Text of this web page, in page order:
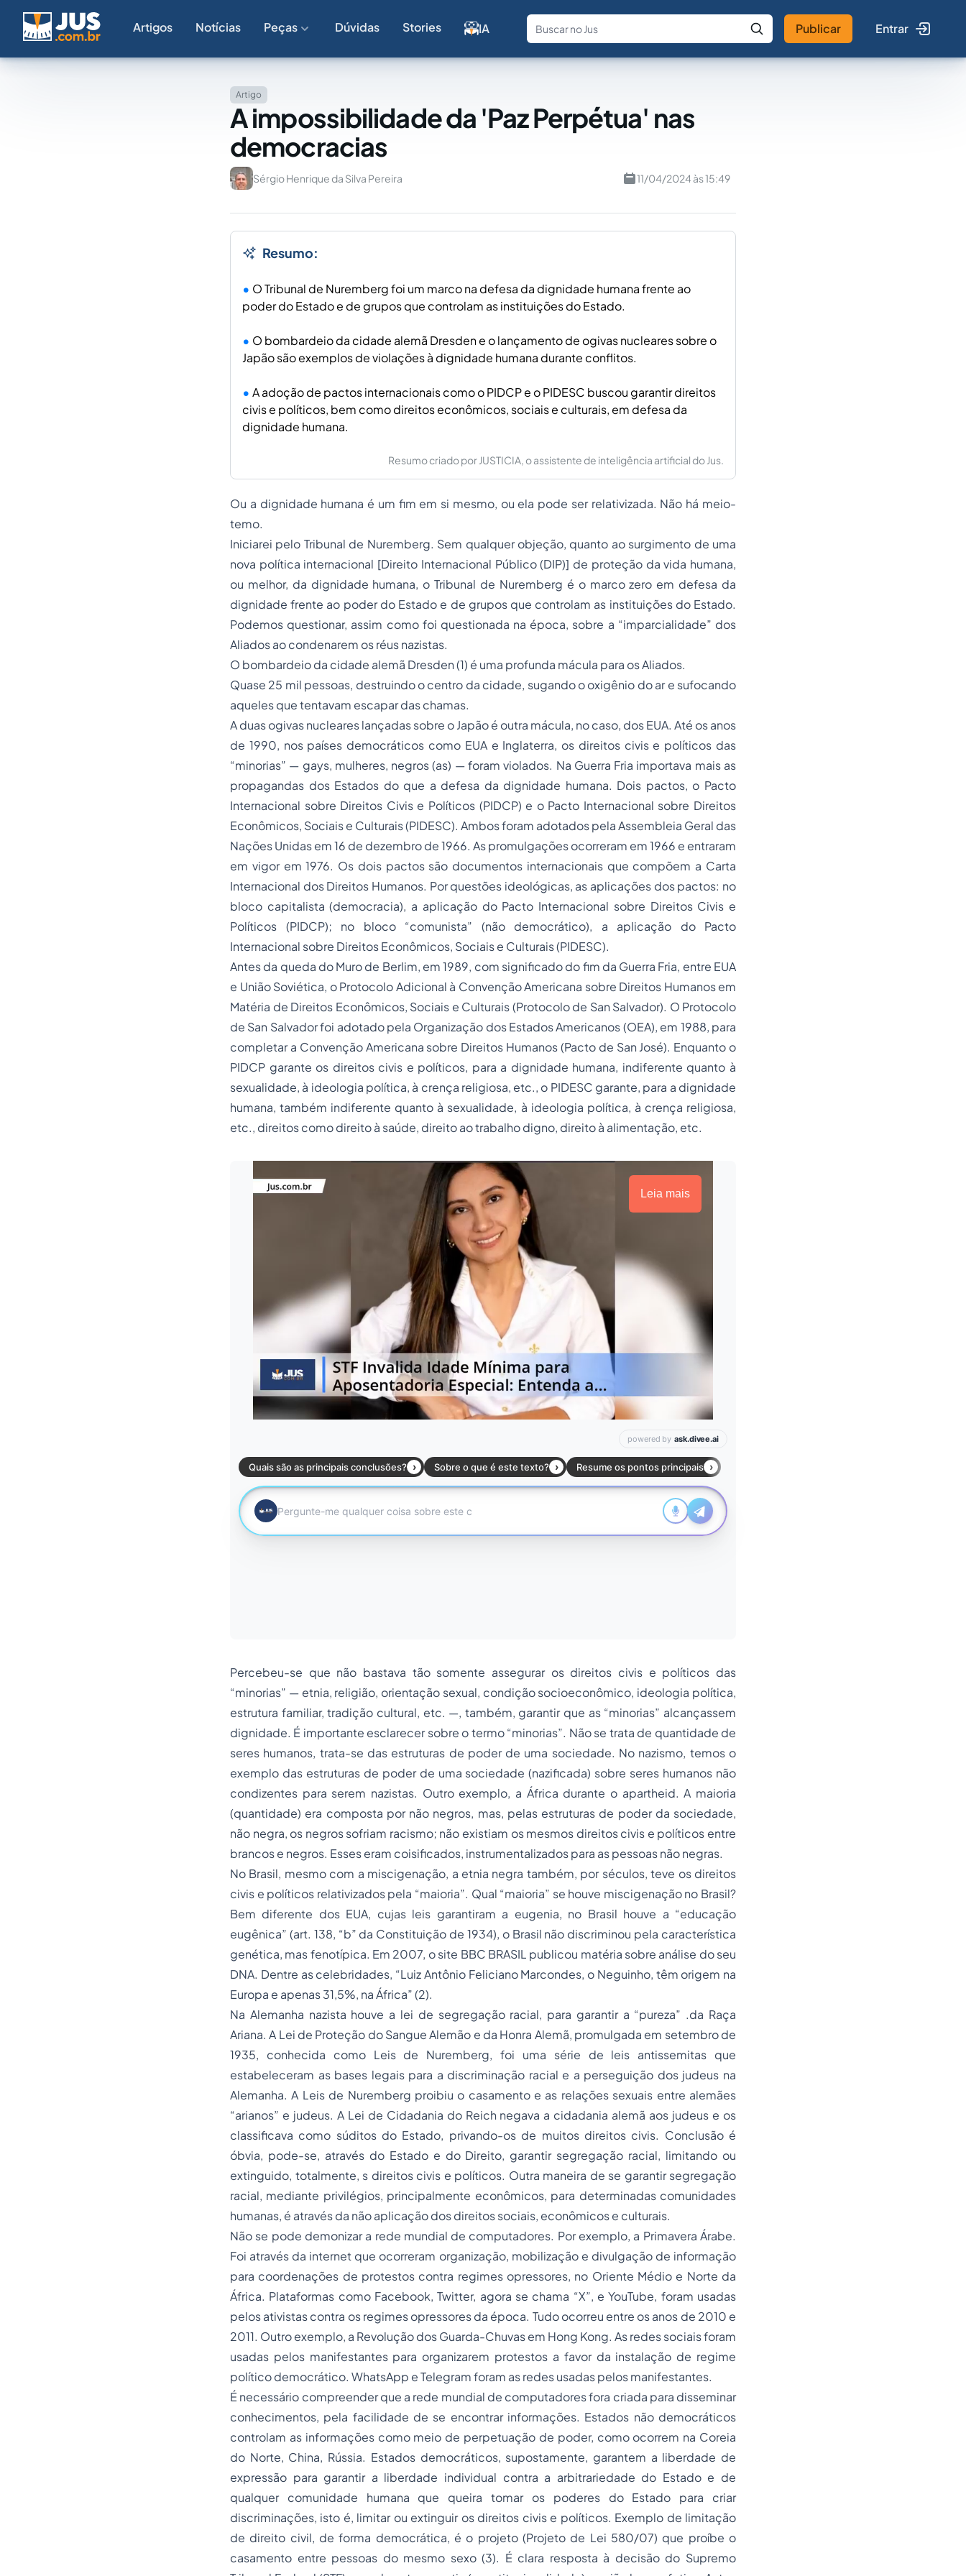
Artigos Notícias Peças Dúvidas Stories IA
Fale com a IA Buscar no Jus
Publicar Entrar
Artigo
A impossibilidade da 'Paz Perpétua' nas
democracias
Sérgio Henrique da Silva Pereira 11/04/2024 às 15:49
Resumo:
O Tribunal de Nuremberg foi um marco na defesa da dignidade humana frente ao
poder do Estado e de grupos que controlam as instituições do Estado.
O bombardeio da cidade alemã Dresden e o lançamento de ogivas nucleares sobre o
Japão são exemplos de violações à dignidade humana durante conflitos.
A adoção de pactos internacionais como o PIDCP e o PIDESC buscou garantir direitos
civis e políticos, bem como direitos econômicos, sociais e culturais, em defesa da
dignidade humana.
Resumo criado por JUSTICIA, o assistente de inteligência artificial do Jus.
Ou a dignidade humana é um fim em si mesmo, ou ela pode ser relativizada. Não há meio-
temo.
Iniciarei pelo Tribunal de Nuremberg. Sem qualquer objeção, quanto ao surgimento de uma
nova política internacional [Direito Internacional Público (DIP)] de proteção da vida humana,
ou melhor, da dignidade humana, o Tribunal de Nuremberg é o marco zero em defesa da
dignidade frente ao poder do Estado e de grupos que controlam as instituições do Estado.
Podemos questionar, assim como foi questionada na época, sobre a “imparcialidade” dos
Aliados ao condenarem os réus nazistas.
O bombardeio da cidade alemã Dresden (1) é uma profunda mácula para os Aliados.
Quase 25 mil pessoas, destruindo o centro da cidade, sugando o oxigênio do ar e sufocando
aqueles que tentavam escapar das chamas.
A duas ogivas nucleares lançadas sobre o Japão é outra mácula, no caso, dos EUA. Até os anos
de 1990, nos países democráticos como EUA e Inglaterra, os direitos civis e políticos das
“minorias” — gays, mulheres, negros (as) — foram violados. Na Guerra Fria importava mais as
propagandas dos Estados do que a defesa da dignidade humana. Dois pactos, o Pacto
Internacional sobre Direitos Civis e Políticos (PIDCP) e o Pacto Internacional sobre Direitos
Econômicos, Sociais e Culturais (PIDESC). Ambos foram adotados pela Assembleia Geral das
Nações Unidas em 16 de dezembro de 1966. As promulgações ocorreram em 1966 e entraram
em vigor em 1976. Os dois pactos são documentos internacionais que compõem a Carta
Internacional dos Direitos Humanos. Por questões ideológicas, as aplicações dos pactos: no
bloco capitalista (democracia), a aplicação do Pacto Internacional sobre Direitos Civis e
Políticos (PIDCP); no bloco “comunista” (não democrático), a aplicação do Pacto
Internacional sobre Direitos Econômicos, Sociais e Culturais (PIDESC).
Antes da queda do Muro de Berlim, em 1989, com significado do fim da Guerra Fria, entre EUA
e União Soviética, o Protocolo Adicional à Convenção Americana sobre Direitos Humanos em
Matéria de Direitos Econômicos, Sociais e Culturais (Protocolo de San Salvador). O Protocolo
de San Salvador foi adotado pela Organização dos Estados Americanos (OEA), em 1988, para
completar a Convenção Americana sobre Direitos Humanos (Pacto de San José). Enquanto o
PIDCP garante os direitos civis e políticos, para a dignidade humana, indiferente quanto à
sexualidade, à ideologia política, à crença religiosa, etc., o PIDESC garante, para a dignidade
humana, também indiferente quanto à sexualidade, à ideologia política, à crença religiosa,
etc., direitos como direito à saúde, direito ao trabalho digno, direito à alimentação, etc.
Leia mais
Percebeu-se que não bastava tão somente assegurar os direitos civis e políticos das
“minorias” — etnia, religião, orientação sexual, condição socioeconômico, ideologia política,
estrutura familiar, tradição cultural, etc. —, também, garantir que as “minorias” alcançassem
dignidade. É importante esclarecer sobre o termo “minorias”. Não se trata de quantidade de
seres humanos, trata-se das estruturas de poder de uma sociedade. No nazismo, temos o
exemplo das estruturas de poder de uma sociedade (nazificada) sobre seres humanos não
condizentes para serem nazistas. Outro exemplo, a África durante o apartheid. A maioria
(quantidade) era composta por não negros, mas, pelas estruturas de poder da sociedade,
não negra, os negros sofriam racismo; não existiam os mesmos direitos civis e políticos entre
brancos e negros. Esses eram coisificados, instrumentalizados para as pessoas não negras.
No Brasil, mesmo com a miscigenação, a etnia negra também, por séculos, teve os direitos
civis e políticos relativizados pela “maioria”. Qual “maioria” se houve miscigenação no Brasil?
Bem diferente dos EUA, cujas leis garantiram a eugenia, no Brasil houve a “educação
eugênica” (art. 138, “b” da Constituição de 1934), o Brasil não discriminou pela característica
genética, mas fenotípica. Em 2007, o site BBC BRASIL publicou matéria sobre análise do seu
DNA. Dentre as celebridades, “Luiz Antônio Feliciano Marcondes, o Neguinho, têm origem na
Europa e apenas 31,5%, na África” (2).
Na Alemanha nazista houve a lei de segregação racial, para garantir a “pureza” .da Raça
Ariana. A Lei de Proteção do Sangue Alemão e da Honra Alemã, promulgada em setembro de
1935, conhecida como Leis de Nuremberg, foi uma série de leis antissemitas que
estabeleceram as bases legais para a discriminação racial e a perseguição dos judeus na
Alemanha. A Leis de Nuremberg proibiu o casamento e as relações sexuais entre alemães
“arianos” e judeus. A Lei de Cidadania do Reich negava a cidadania alemã aos judeus e os
classificava como súditos do Estado, privando-os de muitos direitos civis. Conclusão é
óbvia, pode-se, através do Estado e do Direito, garantir segregação racial, limitando ou
extinguido, totalmente, s direitos civis e políticos. Outra maneira de se garantir segregação
racial, mediante privilégios, principalmente econômicos, para determinadas comunidades
humanas, é através da não aplicação dos direitos sociais, econômicos e culturais.
Não se pode demonizar a rede mundial de computadores. Por exemplo, a Primavera Árabe.
Foi através da internet que ocorreram organização, mobilização e divulgação de informação
para coordenações de protestos contra regimes opressores, no Oriente Médio e Norte da
África. Plataformas como Facebook, Twitter, agora se chama “X”, e YouTube, foram usadas
pelos ativistas contra os regimes opressores da época. Tudo ocorreu entre os anos de 2010 e
2011. Outro exemplo, a Revolução dos Guarda-Chuvas em Hong Kong. As redes sociais foram
usadas pelos manifestantes para organizarem protestos a favor da instalação de regime
político democrático. WhatsApp e Telegram foram as redes usadas pelos manifestantes.
É necessário compreender que a rede mundial de computadores fora criada para disseminar
conhecimentos, pela facilidade de se encontrar informações. Estados não democráticos
controlam as informações como meio de perpetuação de poder, como ocorrem na Coreia
do Norte, China, Rússia. Estados democráticos, supostamente, garantem a liberdade de
expressão para garantir a liberdade individual contra a arbitrariedade do Estado e de
qualquer comunidade humana que queira tomar os poderes do Estado para criar
discriminações, isto é, limitar ou extinguir os direitos civis e políticos. Exemplo de limitação
de direito civil, de forma democrática, é o projeto (Projeto de Lei 580/07) que proíbe o
casamento entre pessoas do mesmo sexo (3). É clara resposta à decisão do Supremo